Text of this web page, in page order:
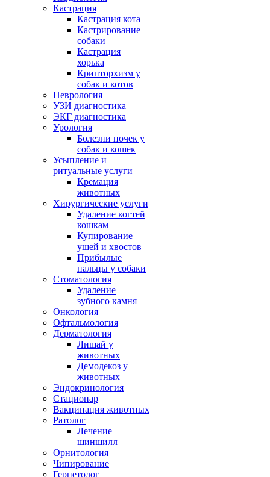
Кастрация
Кастрация кота
Кастрирование
собаки
Кастрация
хорька
Крипторхизм у
собак и котов
Неврология
УЗИ диагностика
ЭКГ диагностика
Урология
Болезни почек у
собак и кошек
Усыпление и
ритуальные услуги
Кремация
животных
Хирургические услуги
Удаление когтей
кошкам
Купирование
ушей и хвостов
Прибылые
пальцы у собаки
Стоматология
Удаление
зубного камня
Онкология
Офтальмология
Дерматология
Лишай у
животных
Демодекоз у
животных
Эндокринология
Стационар
Вакцинация животных
Ратолог
Лечение
шиншилл
Орнитология
Чипирование
Герпетолог